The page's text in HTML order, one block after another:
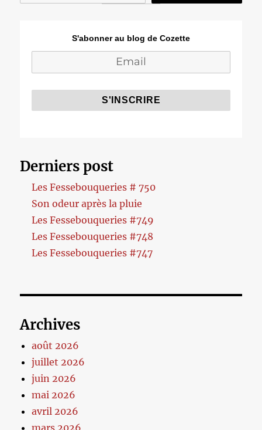
S'abonner au blog de Cozette
Derniers post
Les Fessebouqueries # 750
Son odeur après la pluie
Les Fessebouqueries #749
Les Fessebouqueries #748
Les Fessebouqueries #747
Archives
août 2026
juillet 2026
juin 2026
mai 2026
avril 2026
mars 2026